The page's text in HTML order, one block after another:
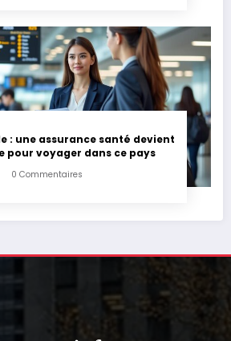
: une assurance santé devient
pour voyager dans ce pays
0 Commentaires